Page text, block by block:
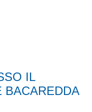
IL
BACAREDDA